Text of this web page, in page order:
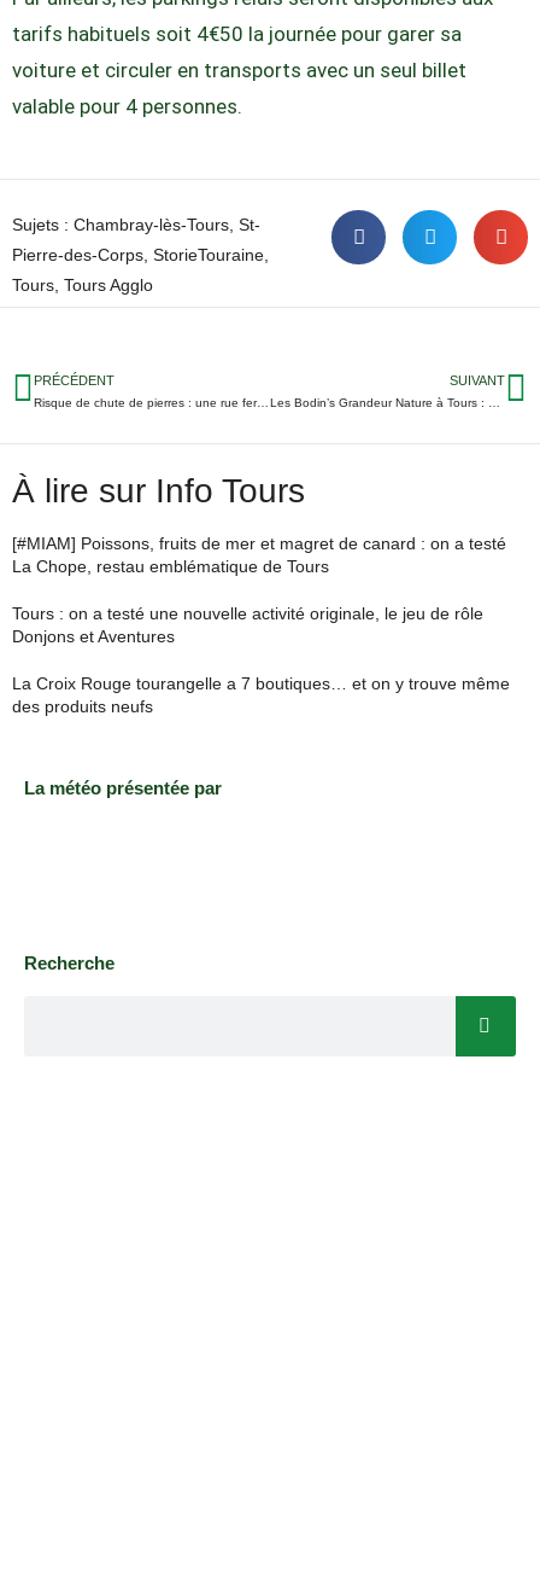
tarifs habituels soit 4€50 la journée pour garer sa
voiture et circuler en transports avec un seul billet
valable pour 4 personnes.
Sujets : Chambray-lès-Tours St-
Pierre-des-Corps StorieTouraine
Tours Tours Agglo
PRÉCÉDENT
Risque de chute de pierres : une rue fermée à Saint-Avertin
SUIVANT
À lire sur Info Tours
[#MIAM] Poissons, fruits de mer et magret de canard : on a testé
La Chope, restau emblématique de Tours
Tours : on a testé une nouvelle activité originale, le jeu de rôle
Donjons et Aventures
La Croix Rouge tourangelle a 7 boutiques… et on y trouve même
des produits neufs
La météo présentée par
Recherche